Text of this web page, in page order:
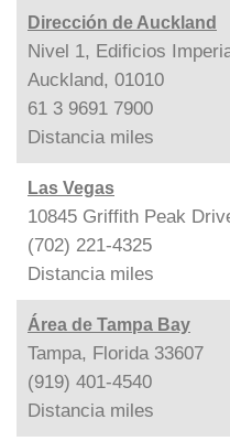
Dirección de Auckland
Nivel 1, Edificios
Auckland, 01010
61 3 9691 7900
Distancia miles
Las Vegas
10845 Griffith Peak
(702) 221-4325
Distancia miles
Área de Tampa Bay
Tampa, Florida 33607
(919) 401-4540
Distancia miles